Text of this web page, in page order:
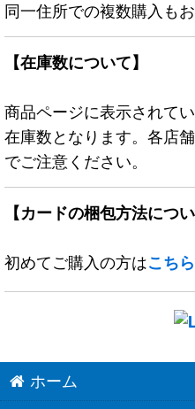
同一住所での複数購入も
【在庫数について】
商品ページに表示されて
在庫数となります。各店
でご注意ください。
【カードの梱包方法につい
初めてご購入の方はこちら
ホーム